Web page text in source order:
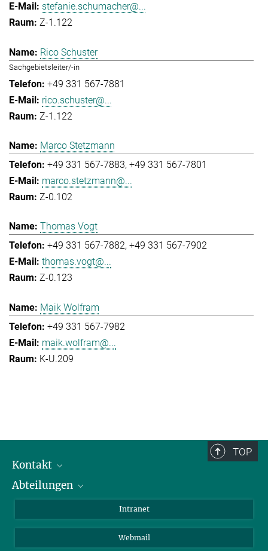
stefanie.schumacher@...
Z-1.122
Rico Schuster
Sachgebietsleiter/-in
+49 331 567-7881
rico.schuster@...
Z-1.122
Marco Stetzmann
+49 331 567-7883 +49 331 567-7801
marco.stetzmann@...
Z-0.102
Thomas Vogt
+49 331 567-7882 +49 331 567-7902
thomas.vogt@...
Z-0.123
Maik Wolfram
+49 331 567-7982
maik.wolfram@...
K-U.209
TOP
Kontakt
Mitarbeiterverzeichnis
Abteilungen
Kolloidchemie
Intranet
Webmail